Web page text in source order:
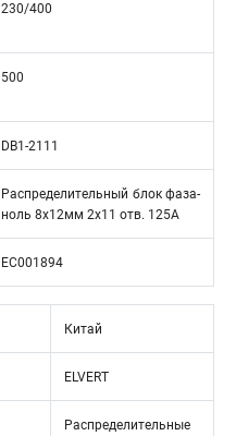
230/400
500
DB1-2111
Распределительный блок фаза-
ноль 8х12мм 2х11 отв. 125А
EC001894
Китай
ELVERT
Распределительные